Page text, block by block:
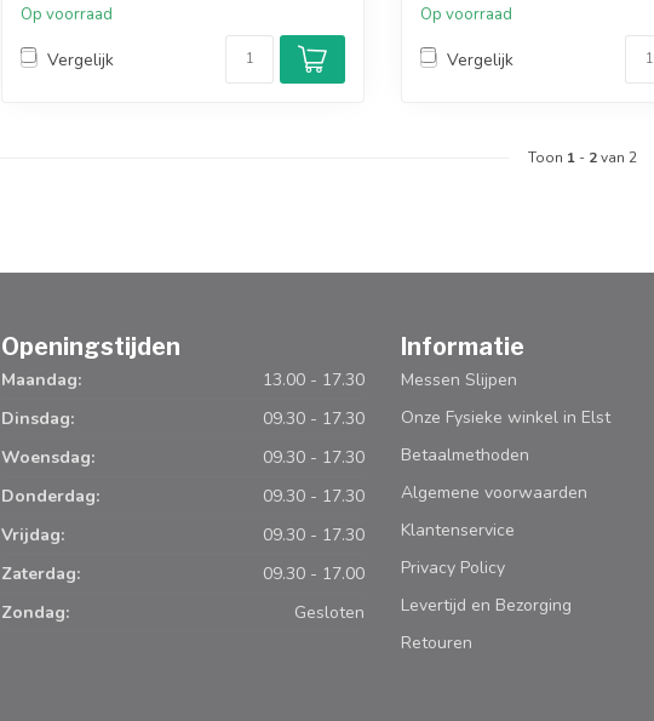
Op voorraad
Vergelijk
Op voorraad
Vergelijk
Toon 1 - 2van 2
Openingstijden
Maandag:
13.00 - 17.30
Dinsdag:
09.30 - 17.30
Woensdag:
09.30 - 17.30
Donderdag:
09.30 - 17.30
Vrijdag:
09.30 - 17.30
Zaterdag:
09.30 - 17.00
Zondag:
Gesloten
Informatie
Messen Slijpen
Onze Fysieke winkel in Elst
Betaalmethoden
Algemene voorwaarden
Klantenservice
Privacy Policy
Levertijd en Bezorging
Retouren